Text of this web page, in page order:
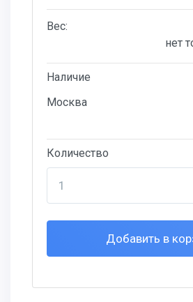
Вес:
нет
Наличие
Москва
Количество
Добавить в